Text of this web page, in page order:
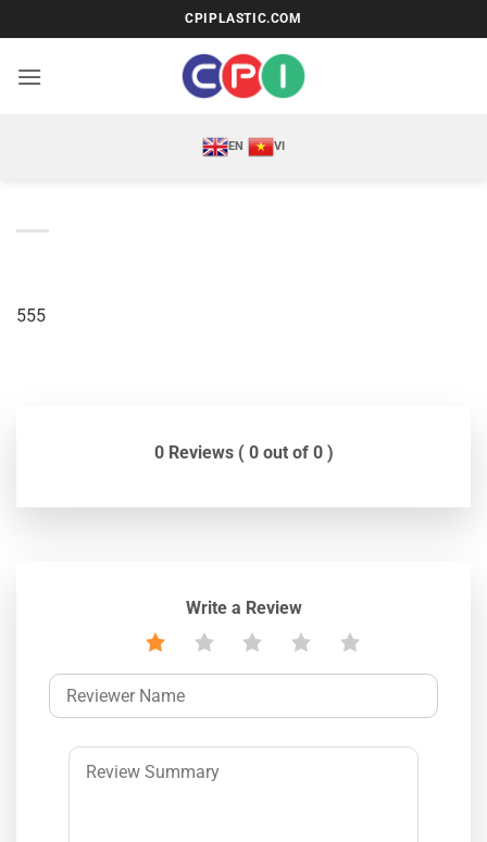
qua
nội
CPIPLASTIC.COM
EN VI
555
0 Reviews ( 0 out of 0 )
Write a Review